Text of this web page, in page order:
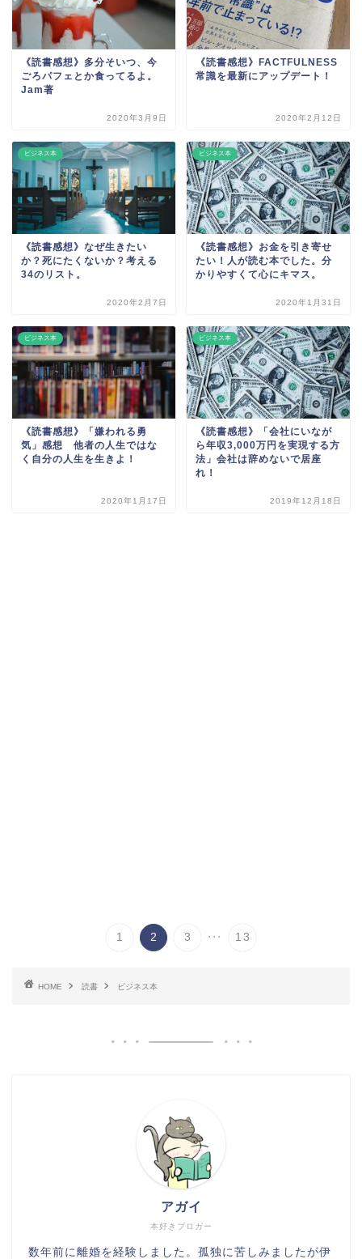
《読書感想》多分そいつ、今
ごろパフェとか食ってるよ。
Jam著
2020年3月9日
《読書感想》FACTFULNESS
常識を最新にアップデート！
2020年2月12日
ビジネス本
《読書感想》なぜ生きたい
か？死にたくないか？考える
34のリスト。
2020年2月7日
ビジネス本
《読書感想》お金を引き寄せ
たい！人が読む本でした。分
かりやすくて心にキマス。
2020年1月31日
ビジネス本
《読書感想》「嫌われる勇
気」感想 他者の人生ではな
く自分の人生を生きよ！
2020年1月17日
ビジネス本
《読書感想》「会社にいなが
ら年収3,000万円を実現する方
法」会社は辞めないで居座
れ！
2019年12月18日
1 2 3 ... 13
HOME 読書 ビジネス本
本好きブロガー
アガイ
数年前に離婚を経験しました。孤独に苦しみましたが伊